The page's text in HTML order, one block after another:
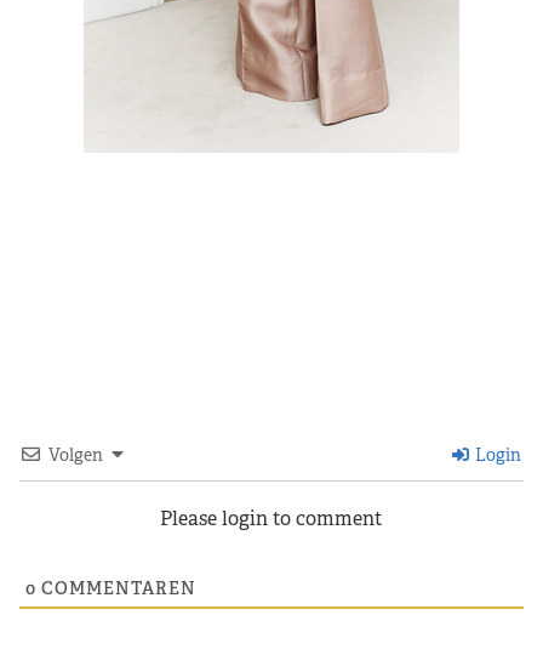
Volgen Login
Please login to comment
0 COMMENTAREN